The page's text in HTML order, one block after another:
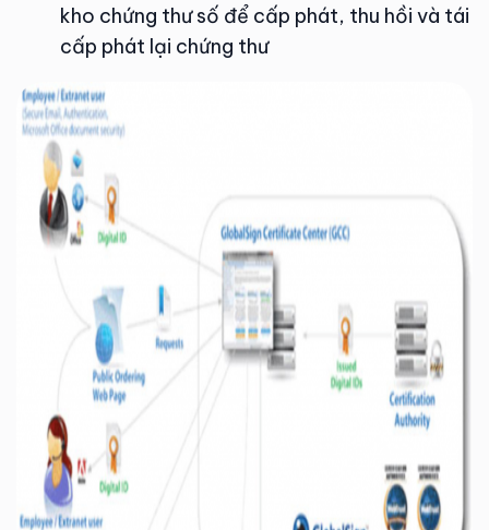
kho chứng thư số để cấp phát, thu hồi và tái
cấp phát lại chứng thư